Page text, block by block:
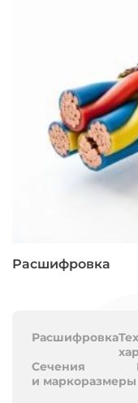
Расшифровка
Расшифровка
Сечения
и маркоразмеры